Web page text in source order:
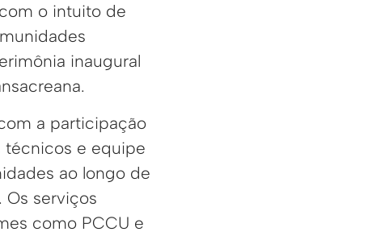
o intuito de
inaugural
a participação
técnicos e equipe
ao longo de
serviços
como PCCU e